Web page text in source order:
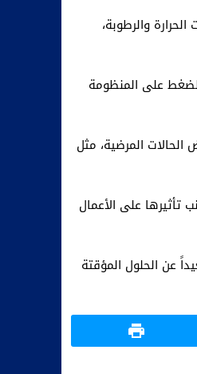
والرطوبة،
على المنظومة
المرضية، مثل
تأثيرها على الأعمال
عن الحلول المؤقتة